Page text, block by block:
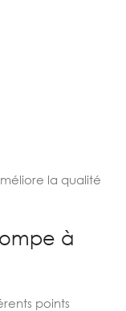
la qualité
à
points